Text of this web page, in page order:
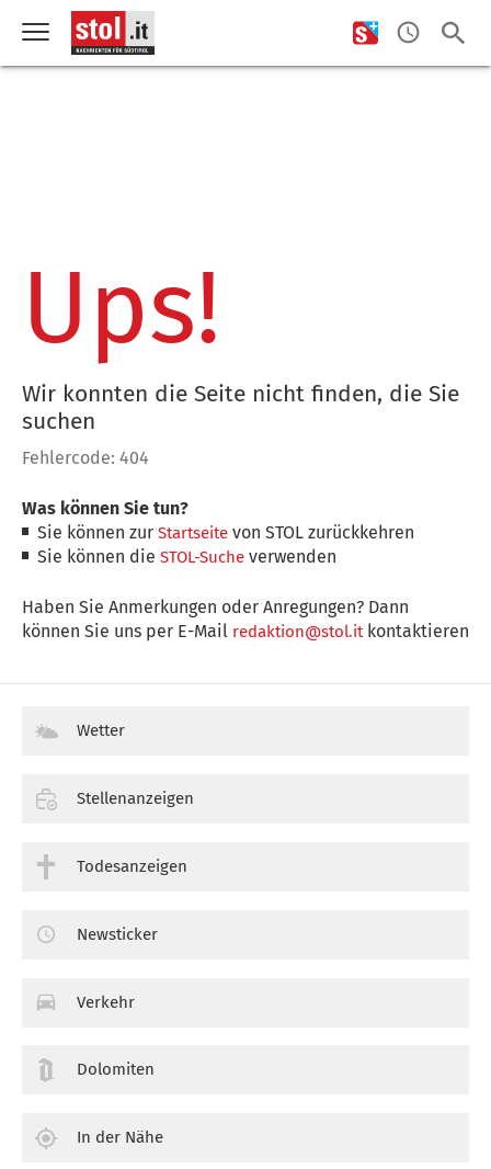
Ups!
Wir konnten die Seite nicht finden, die Sie
suchen
Fehlercode: 404
Was können Sie tun?
Sie können zurStartseite von STOL zurückkehren
Sie können dieSTOL-Suche verwenden
Haben Sie Anmerkungen oder Anregungen? Dann
können Sie uns per E-Mail redaktion@stol.itkontaktieren
Wetter
Stellenanzeigen
Todesanzeigen
Newsticker
Verkehr
Dolomiten
In der Nähe